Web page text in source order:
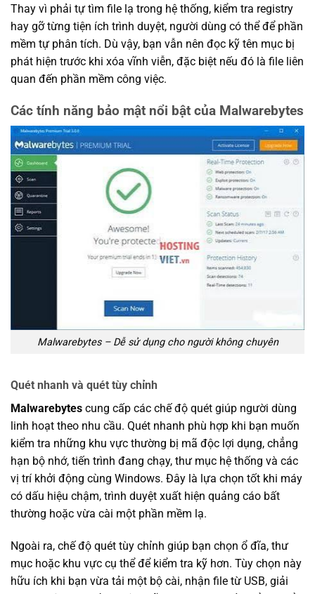
Thay vì phải tự tìm file lạ trong hệ thống, kiểm tra registry
hay gỡ từng tiện ích trình duyệt, người dùng có thể để phần
mềm tự phân tích. Dù vậy, bạn vẫn nên đọc kỹ tên mục bị
phát hiện trước khi xóa vĩnh viễn, đặc biệt nếu đó là file liên
quan đến phần mềm công việc.
Các tính năng bảo mật nổi bật của Malwarebytes
Malwarebytes – Dễ sử dụng cho người không chuyên
Quét nhanh và quét tùy chỉnh
Malwarebytes cung cấp các chế độ quét giúp người dùng
linh hoạt theo nhu cầu. Quét nhanh phù hợp khi bạn muốn
kiểm tra những khu vực thường bị mã độc lợi dụng, chẳng
hạn bộ nhớ, tiến trình đang chạy, thư mục hệ thống và các
vị trí khởi động cùng Windows. Đây là lựa chọn tốt khi máy
có dấu hiệu chậm, trình duyệt xuất hiện quảng cáo bất
thường hoặc vừa cài một phần mềm lạ.
Ngoài ra, chế độ quét tùy chỉnh giúp bạn chọn ổ đĩa, thư
mục hoặc khu vực cụ thể để kiểm tra kỹ hơn. Tùy chọn này
hữu ích khi bạn vừa tải một bộ cài, nhận file từ USB, giải